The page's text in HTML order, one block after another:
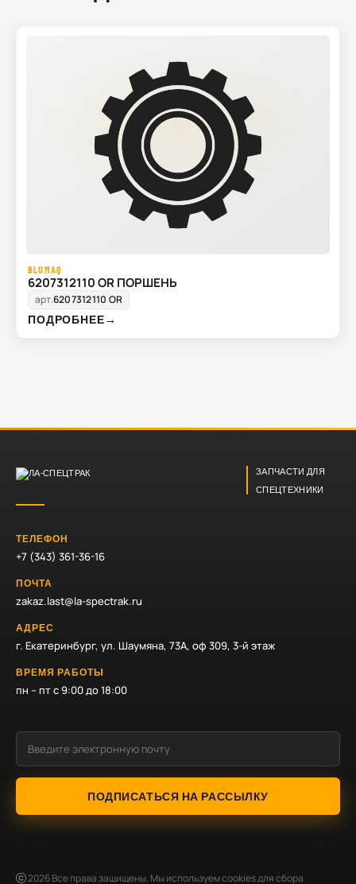
BLUMAQ
6207312110 OR ПОРШЕНЬ
арт.6207312110 OR
ПОДРОБНЕЕ→
ЗАПЧАСТИ ДЛЯ
СПЕЦТЕХНИКИ
ТЕЛЕФОН
+7 (343) 361-36-16
ПОЧТА
zakaz.last@la-spectrak.ru
АДРЕС
г. Екатеринбург, ул. Шаумяна, 73А, оф 309, 3-й этаж
ВРЕМЯ РАБОТЫ
пн – пт с 9:00 до 18:00
ПОДПИСАТЬСЯ НА РАССЫЛКУ
2026Все права защищены. Мы используем cookies для сбора